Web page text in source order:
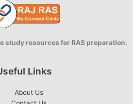
study resources for RAS preparation.
Links
About Us